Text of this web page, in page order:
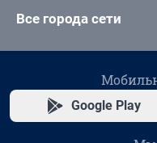
Все города сети
Google Play